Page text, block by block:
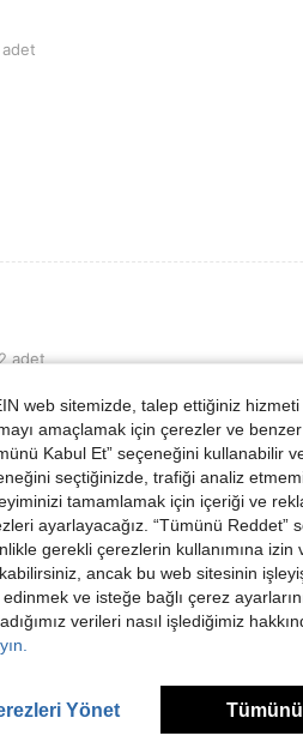
adet
Değerlendirme Görüntüle
Ürünler
web sitemizde, talep ettiğiniz
amaçlamak için çerezler ve
Kabul Et” seçeneğini kullanabilir
seçtiğinizde, trafiği analiz
tamamlamak için içeriği ve
ayarlayacağız. “Tümünü Reddet”
gerekli çerezlerin kullanımına izin
ancak bu web sitesinin
edinmek ve isteğe bağlı çerez
verileri nasıl işlediğimiz
Yönet